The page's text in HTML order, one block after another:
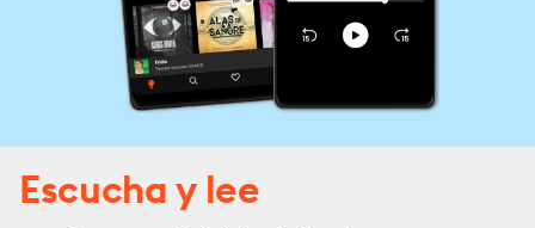
Escucha y lee